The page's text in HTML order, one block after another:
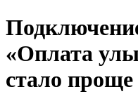
«Оплата
стало проще